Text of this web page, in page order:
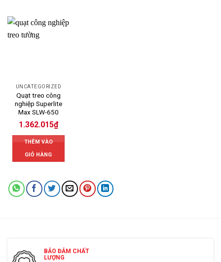
UNCATEGORIZED
Quạt treo công
nghiệp Superlite
Max SLW-650
1.362.015₫
THÊM VÀO
GIỎ HÀNG
BẢO ĐẢM CHẤT
LƯỢNG